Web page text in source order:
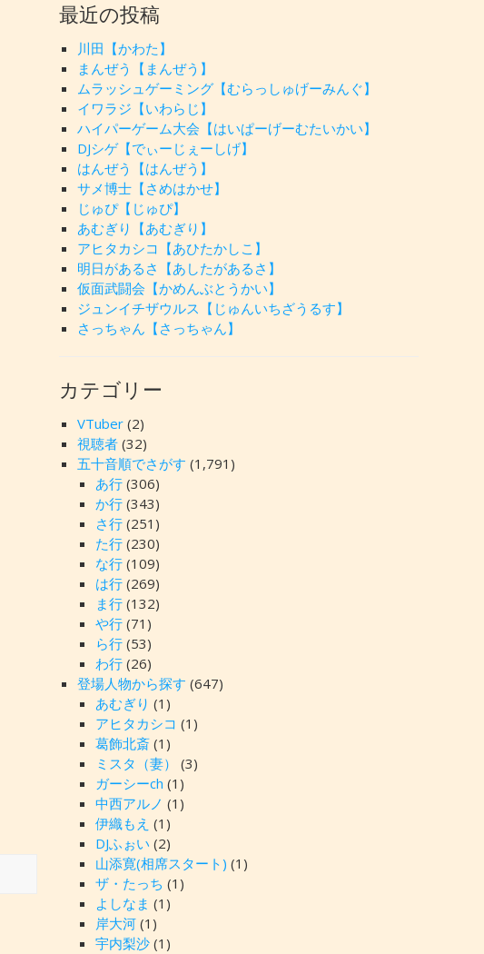
最近の投稿
川田【かわた】
まんぜう【まんぜう】
ムラッシュゲーミング【むらっしゅげーみんぐ】
イワラジ【いわらじ】
ハイパーゲーム大会【はいぱーげーむたいかい】
DJシゲ【でぃーじぇーしげ】
はんぜう【はんぜう】
サメ博士【さめはかせ】
じゅぴ【じゅぴ】
あむぎり【あむぎり】
アヒタカシコ【あひたかしこ】
明日があるさ【あしたがあるさ】
仮面武闘会【かめんぶとうかい】
ジュンイチザウルス【じゅんいちざうるす】
さっちゃん【さっちゃん】
カテゴリー
VTuber (2)
視聴者 (32)
五十音順でさがす (1,791)
あ行 (306)
か行 (343)
さ行 (251)
た行 (230)
な行 (109)
は行 (269)
ま行 (132)
や行 (71)
ら行 (53)
わ行 (26)
登場人物から探す (647)
あむぎり (1)
アヒタカシコ (1)
葛飾北斎 (1)
ミスタ（妻）
(3)
ガーシーch (1)
中西アルノ (1)
伊織もえ (1)
DJふぉい (2)
山添寛(相席スタート) (1)
ザ・たっち (1)
よしなま (1)
岸大河 (1)
宇内梨沙 (1)